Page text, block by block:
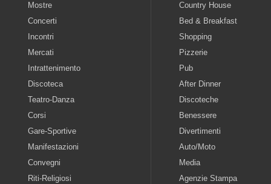
Mostre
Concerti
Incontri
Mercati
Intrattenimento
Discoteca
Teatro-Danza
Corsi
Gare-Sportive
Manifestazioni
Convegni
Riti-Religiosi
Country House
Bed & Breakfast
Shopping
Pizzerie
Pub
After Dinner
Discoteche
Benessere
Divertimenti
Auto/Moto
Media
Agenzie Stampa